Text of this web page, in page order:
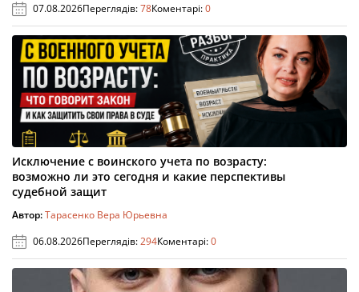
07.08.2026Переглядів:78Коментарі:0
Исключение с воинского учета по возрасту:
возможно ли это сегодня и какие перспективы
судебной защит
Автор:Тарасенко Вера Юрьевна
06.08.2026Переглядів:294Коментарі:0